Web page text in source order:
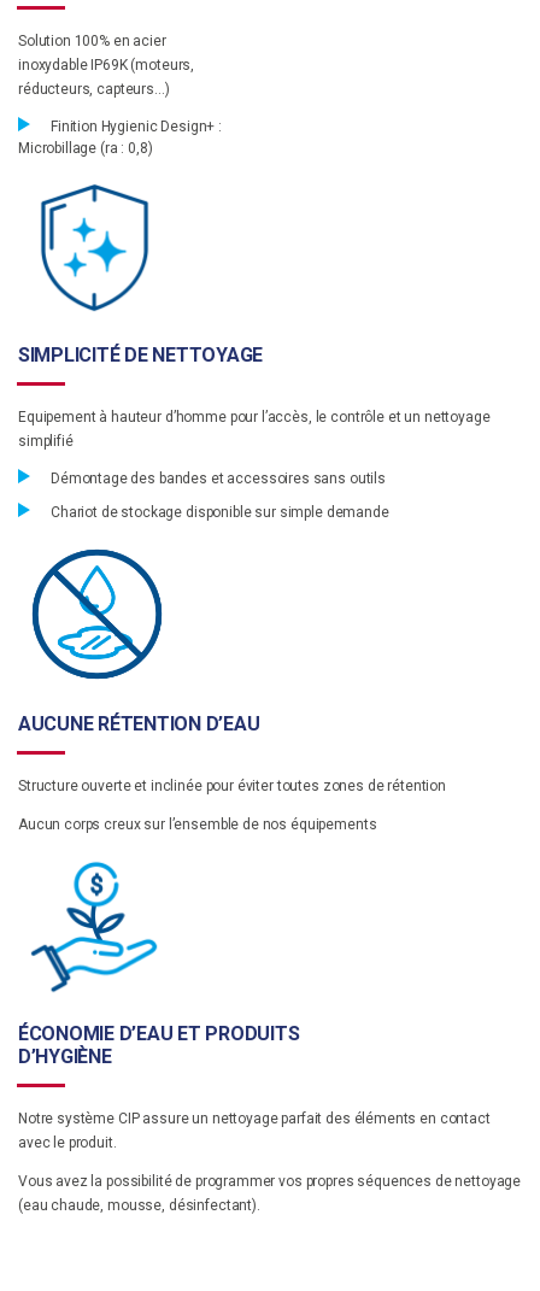
Solution 100% en acier
inoxydable IP69K (moteurs,
réducteurs, capteurs…)
Finition Hygienic Design+ :
Microbillage (ra : 0,8)
SIMPLICITÉ DE NETTOYAGE
Equipement à hauteur d’homme pour l’accès, le contrôle et un nettoyage
simplifié
Démontage des bandes et accessoires sans outils
Chariot de stockage disponible sur simple demande
AUCUNE RÉTENTION D’EAU
Structure ouverte et inclinée pour éviter toutes zones de rétention
Aucun corps creux sur l’ensemble de nos équipements
ÉCONOMIE D’EAU ET PRODUITS
D’HYGIÈNE
Notre système CIP assure un nettoyage parfait des éléments en contact
avec le produit.
Vous avez la possibilité de programmer vos propres séquences de nettoyage
(eau chaude, mousse, désinfectant).